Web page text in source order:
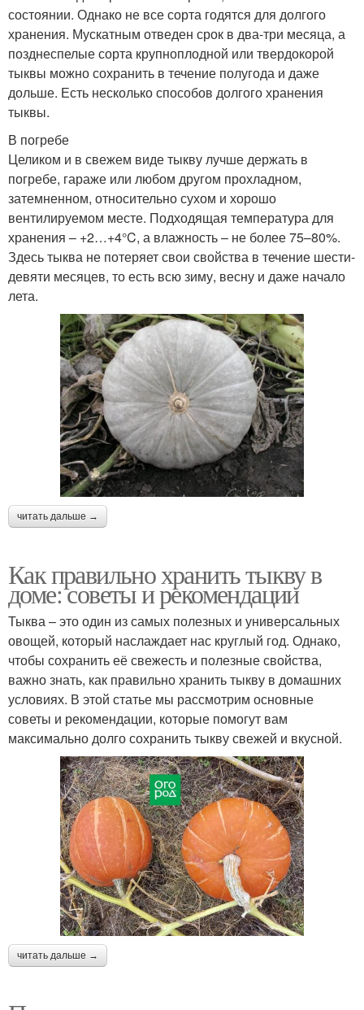
состоянии. Однако не все сорта годятся для долгого
хранения. Мускатным отведен срок в два-три месяца, а
позднеспелые сорта крупноплодной или твердокорой
тыквы можно сохранить в течение полугода и даже
дольше. Есть несколько способов долгого хранения
тыквы.
В погребе
Целиком и в свежем виде тыкву лучше держать в
погребе, гараже или любом другом прохладном,
затемненном, относительно сухом и хорошо
вентилируемом месте. Подходящая температура для
хранения – +2…+4°C, а влажность – не более 75–80%.
Здесь тыква не потеряет свои свойства в течение шести-
девяти месяцев, то есть всю зиму, весну и даже начало
лета.
читать дальше →
Как правильно хранить тыкву в
доме: советы и рекомендации
Тыква – это один из самых полезных и универсальных
овощей, который наслаждает нас круглый год. Однако,
чтобы сохранить её свежесть и полезные свойства,
важно знать, как правильно хранить тыкву в домашних
условиях. В этой статье мы рассмотрим основные
советы и рекомендации, которые помогут вам
максимально долго сохранить тыкву свежей и вкусной.
читать дальше →